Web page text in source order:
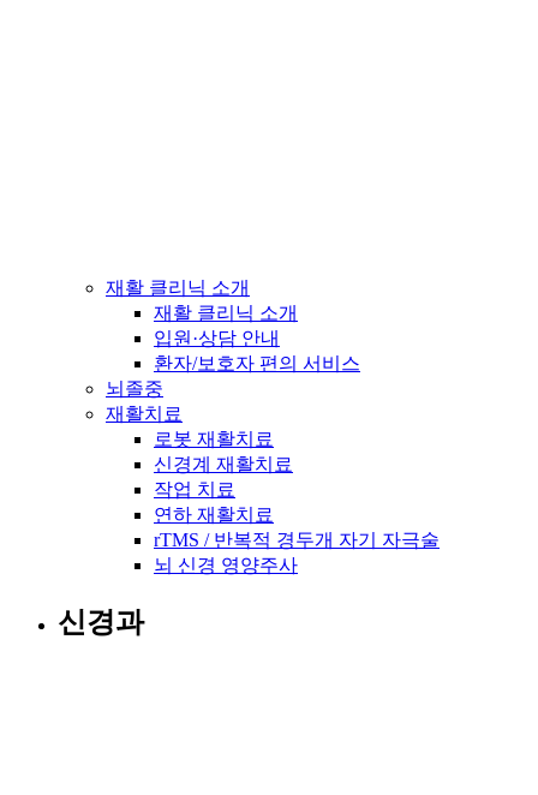
재활 클리닉 소개
재활 클리닉 소개
입원·상담 안내
환자/보호자 편의 서비스
뇌졸중
재활치료
로봇 재활치료
신경계 재활치료
작업 치료
연하 재활치료
rTMS / 반복적 경두개 자기 자극술
뇌 신경 영양주사
신경과